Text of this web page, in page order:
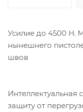
Усилие до 4500 Н.
нынешнего
швов
Интеллектуальная
защиту от